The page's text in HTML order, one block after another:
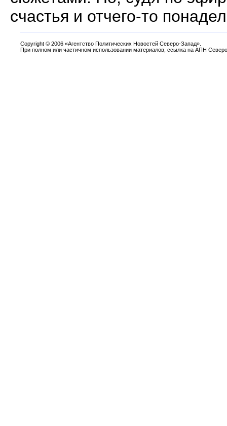
счастья и отчего-то
Copyright © 2006 «Агентство Политических Новостей Северо-Запад».
При полном или частичном использовании материалов, ссылка на АПН